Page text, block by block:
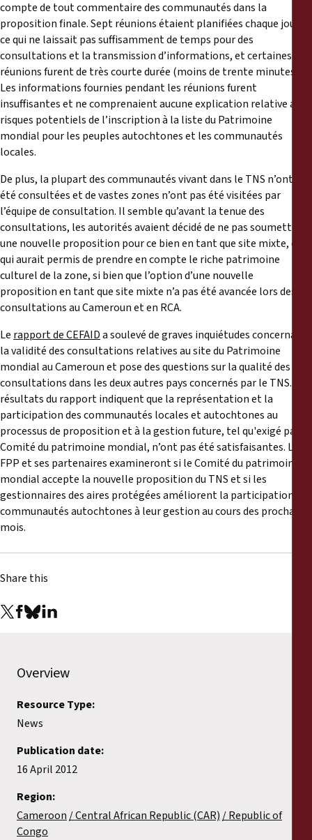
compte de tout commentaire des communautés dans la
proposition finale. Sept réunions étaient planifiées chaque jour,
ce qui ne laissait pas suffisamment de temps pour des
consultations et la transmission d’informations, et certaines
réunions furent de très courte durée (moins de trente minutes).
Les informations fournies pendant les réunions furent
insuffisantes et ne comprenaient aucune explication relative aux
risques potentiels de l’inscription à la liste du Patrimoine
mondial pour les peuples autochtones et les communautés
locales.
De plus, la plupart des communautés vivant dans le TNS n’ont pas
été consultées et de vastes zones n’ont pas été visitées par
l’équipe de consultation. Il semble qu’avant la tenue des
consultations, les autorités avaient décidé de ne pas soumettre
une nouvelle proposition pour ce bien en tant que site mixte, ce
qui aurait permis de prendre en compte le riche patrimoine
culturel de la zone, si bien que l’option d’une nouvelle
proposition en tant que site mixte n’a pas été avancée lors des
consultations au Cameroun et en RCA.
Le rapport de CEFAIDa soulevé de graves inquiétudes concernant
la validité des consultations relatives au site du Patrimoine
mondial au Cameroun et pose des questions sur la qualité des
consultations dans les deux autres pays concernés par le TNS. Les
résultats du rapport indiquent que la représentation et la
participation des communautés locales et autochtones au
processus de proposition et à la gestion future, tel qu'exigé par le
Comité du patrimoine mondial, n’ont pas été satisfaisantes. Le
FPP et ses partenaires examineront si le Comité du patrimoine
mondial accepte la nouvelle proposition du TNS et si les
gestionnaires des aires protégées améliorent la participation des
communautés autochtones à leur gestion au cours des prochains
mois.
Share this
Overview
Resource Type:
News
Publication date:
16 April 2012
Region:
Cameroon Central African Republic (CAR)
Republic of
Congo